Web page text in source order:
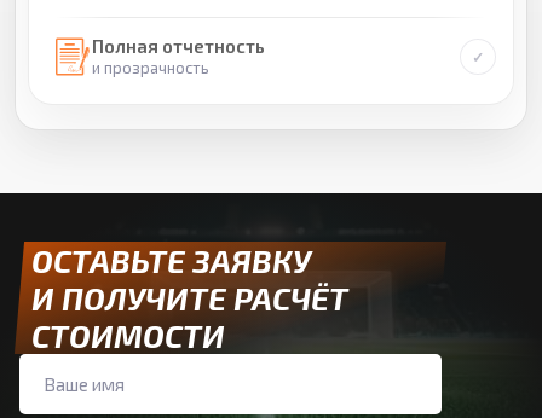
Полная отчетность
и прозрачность
ОСТАВЬТЕ ЗАЯВКУ
И ПОЛУЧИТЕ РАСЧЁТ
СТОИМОСТИ